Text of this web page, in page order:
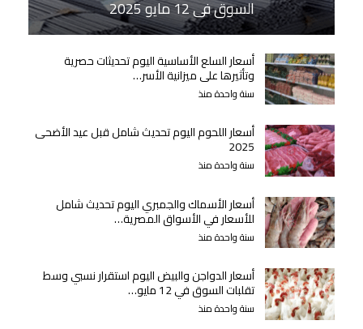
السوق في 12 مايو 2025
أسعار السلع الأساسية اليوم تحديثات حصرية
وتأثيرها على ميزانية الأسر…
سنة واحدة منذ
أسعار اللحوم اليوم تحديث شامل قبل عيد الأضحى
2025
سنة واحدة منذ
أسعار الأسماك والجمبري اليوم تحديث شامل
للأسعار في الأسواق المصرية…
سنة واحدة منذ
أسعار الدواجن والبيض اليوم استقرار نسبي وسط
تقلبات السوق في 12 مايو…
سنة واحدة منذ